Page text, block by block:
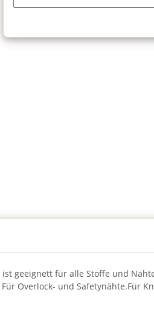
geeignett für alle Stoffe und
Overlock- und Safetynähte.Für